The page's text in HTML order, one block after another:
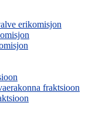
erikomisjon
fraktsioon